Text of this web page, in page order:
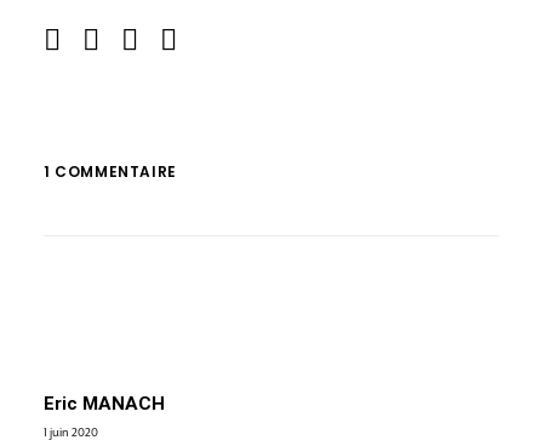
1 COMMENTAIRE
Eric MANACH
1 juin 2020